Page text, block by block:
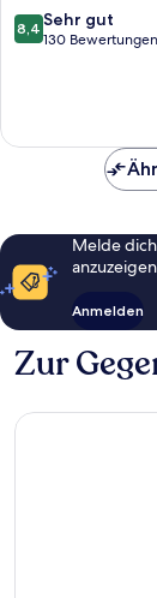
8.4
von
Bewertungen
8,4 Sehr gut
130 Bewertungen
Melde
Anmelden
Zur